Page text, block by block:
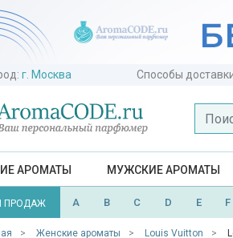
г. Москва Способы
АРОМАТЫ МУЖСКИЕ АРОМАТЫ
ПРОДАЖ A B C D E F
Женские ароматы Louis Vuitton